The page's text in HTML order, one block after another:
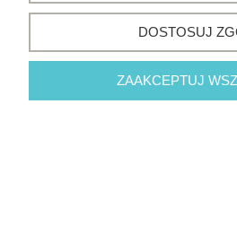
Warunki
Moje
DOSTOSUJ
ZAAKCEPTUJ